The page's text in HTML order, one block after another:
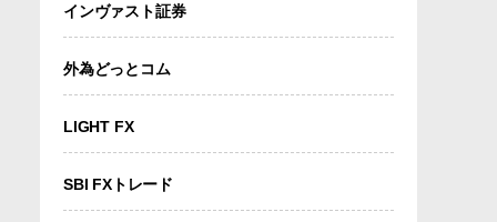
インヴァスト証券
外為どっとコム
LIGHT FX
SBI FXトレード